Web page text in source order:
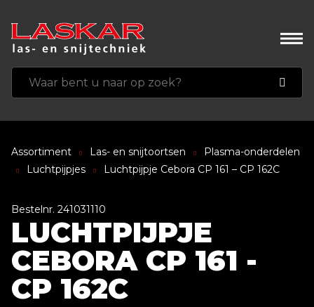
Assortiment Las- en snijtoortsen
Plasma-onderdelen
Luchtpijpjes
Luchtpijpje Cebora CP 161 – CP 162C
Bestelnr. 241031110
LUCHTPIJPJE
CEBORA CP 161 -
CP 162C